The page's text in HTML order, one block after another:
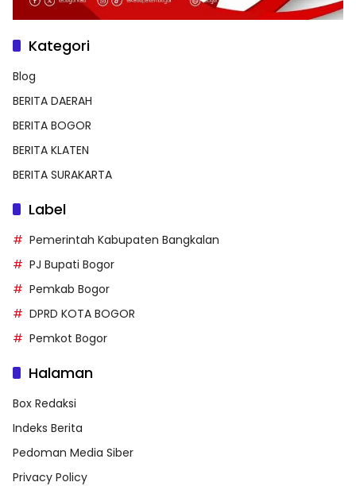
Kategori
Blog
BERITA DAERAH
BERITA BOGOR
BERITA KLATEN
BERITA SURAKARTA
Label
Pemerintah Kabupaten Bangkalan
PJ Bupati Bogor
Pemkab Bogor
DPRD KOTA BOGOR
Pemkot Bogor
Halaman
Box Redaksi
Indeks Berita
Pedoman Media Siber
Privacy Policy